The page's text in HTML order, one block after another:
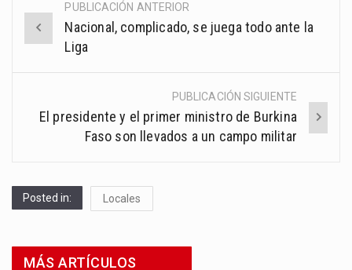
Post
navigation
PUBLICACIÓN ANTERIOR
Nacional, complicado, se juega todo ante la
Liga
PUBLICACIÓN SIGUIENTE
El presidente y el primer ministro de Burkina
Faso son llevados a un campo militar
Posted in: Locales
MÁS ARTÍCULOS